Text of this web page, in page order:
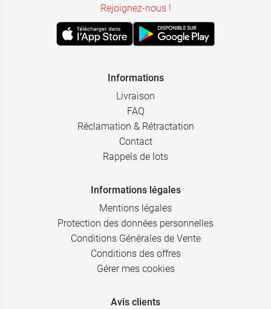
Rejoignez-nous !
Informations
Livraison
FAQ
Réclamation & Rétractation
Contact
Rappels de lots
Informations légales
Mentions légales
Protection des données personnelles
Conditions Générales de Vente
Conditions des offres
Gérer mes cookies
Avis clients